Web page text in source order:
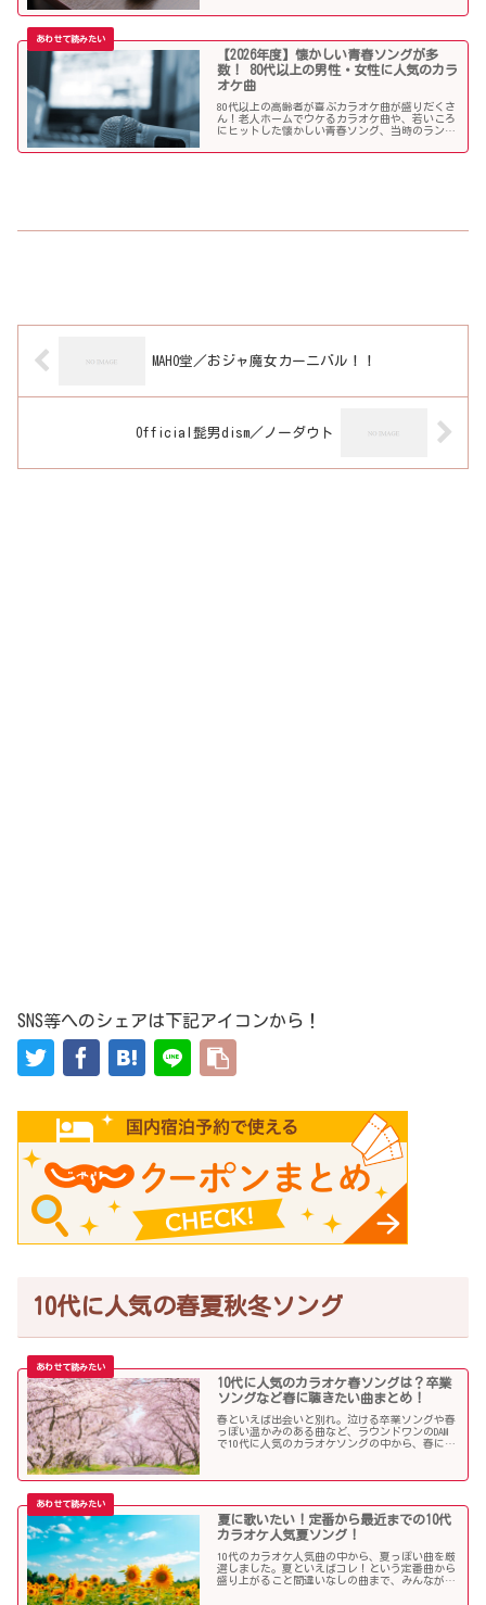
ウケる曲、老人に喜ばれる曲が詰まったラインナ
【2026年度】懐かしい青春ソングが多
数！ 80代以上の男性・女性に人気のカラ
オケ曲
80代以上の高齢者が喜ぶカラオケ曲が盛りだくさ
ん！老人ホームでウケるカラオケ曲や、若いころ
にヒットした懐かしい青春ソング、当時のランキ
た！
MAHO堂／おジャ魔女カーニバル！！
Official髭男dism／ノーダウト
SNS等へのシェアは下記アイコンから！
10代に人気の春夏秋冬ソング
10代に人気のカラオケ春ソングは？卒業
ソングなど春に聴きたい曲まとめ！
春といえば出会いと別れ。泣ける卒業ソングや春
っぽい温かみのある曲など、ラウンドワンのDAM
で10代に人気のカラオケソングの中から、春に聴
夏に歌いたい！定番から最近までの10代
カラオケ人気夏ソング！
10代のカラオケ人気曲の中から、夏っぽい曲を厳
選しました。夏といえばコレ！という定番曲から
盛り上がること間違いなしの曲まで、みんなが選